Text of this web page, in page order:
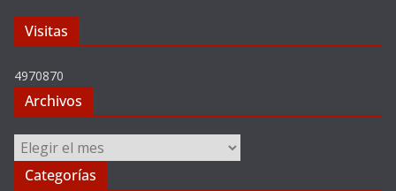
Visitas
4970870
Archivos
Archivos
Categorías